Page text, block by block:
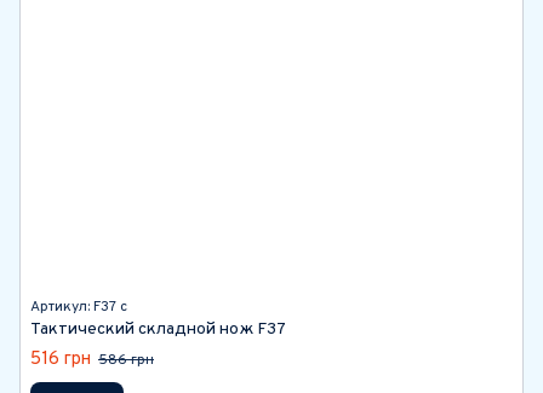
Артикул: F37 c
Тактический складной нож F37
516 грн 586 грн